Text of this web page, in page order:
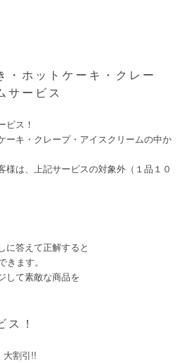
・ホットケーキ・クレー
サービス
ビス！
ーキ・クレープ・アイスクリームの中か
様は、上記サービスの対象外（１品１０
に答えて正解すると
ます。
して素敵な商品を
！
大割引!!